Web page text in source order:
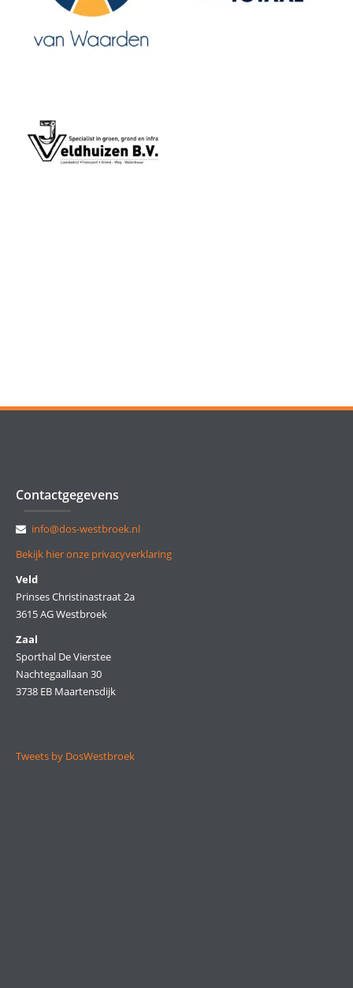
Contactgegevens
info@dos-westbroek.nl
Bekijk hier onze privacyverklaring
Veld
Prinses Christinastraat 2a
3615 AG Westbroek
Zaal
Sporthal De Vierstee
Nachtegaallaan 30
3738 EB Maartensdijk
Tweets by DosWestbroek